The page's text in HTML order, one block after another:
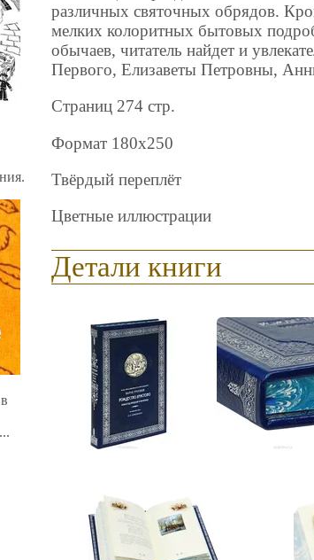
различных святочных обрядов.
мелких колоритных бытовых
обычаев, читатель найдет и
Первого, Елизаветы Петровны,
Страниц 274 стр.
Формат 180x250
Твёрдый переплёт
Цветные иллюстрации
Детали книги